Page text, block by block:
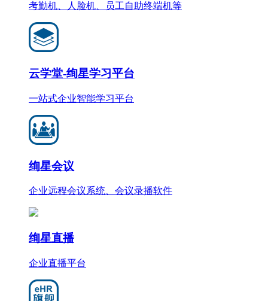
考勤机、人脸机、员工自助终端机等
云学堂-绚星学习平台
一站式企业智能学习平台
绚星会议
企业远程会议系统、会议录播软件
绚星直播
企业直播平台